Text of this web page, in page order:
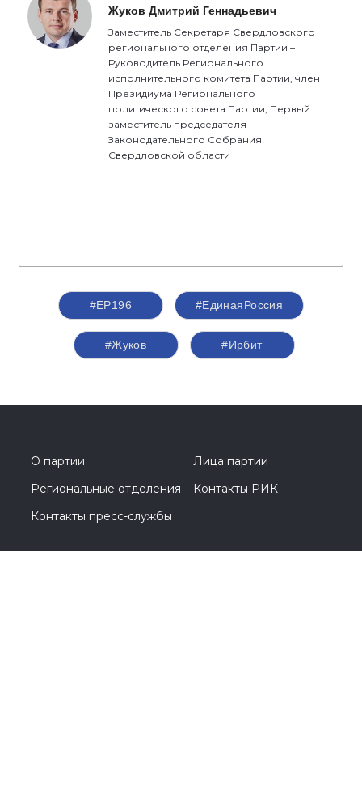
Жуков Дмитрий Геннадьевич
Заместитель Секретаря Свердловского
регионального отделения Партии –
Руководитель Регионального
исполнительного комитета Партии, член
Президиума Регионального
политического совета Партии, Первый
заместитель председателя
Законодательного Собрания
Свердловской области
#ЕР196 #‎ЕдинаяРоссия
#Жуков #Ирбит
О партии
Лица партии
Региональные отделения
Контакты РИК
Контакты пресс-службы